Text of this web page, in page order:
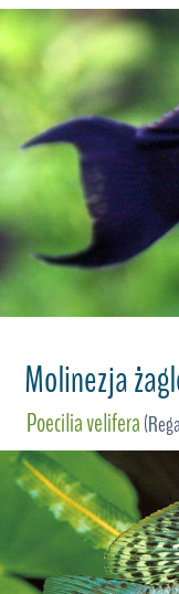
Molinezja
Poecilia velifera